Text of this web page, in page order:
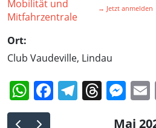
→ Jetzt anmelden
Ort:
Club Vaudeville, Lindau
WhatsApp
Facebook
Mai